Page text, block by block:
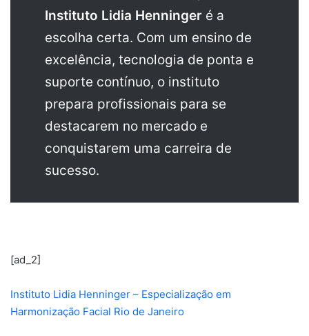
Instituto Lidia Henninger é a
escolha certa. Com um ensino de
excelência, tecnologia de ponta e
suporte contínuo, o instituto
prepara profissionais para se
destacarem no mercado e
conquistarem uma carreira de
sucesso.
[ad_2]
Instituto Lidia Henninger – Especialização em
Harmonização Facial Rio de Janeiro